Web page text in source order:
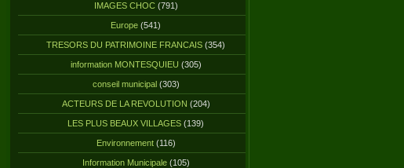
IMAGES CHOC(791)
Europe (541)
TRESORS DU PATRIMOINE FRANCAIS (354)
information MONTESQUIEU (305)
conseil municipal(303)
ACTEURS DE LA REVOLUTION (204)
LES PLUS BEAUX VILLAGES (139)
Environnement(116)
Information Municipale(105)